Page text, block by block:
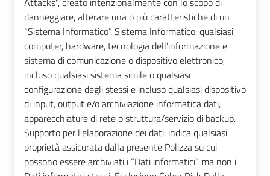
danneggiare, alterare una o più caratteristiche di un
“Sistema Informatico”. Sistema Informatico: qualsiasi
computer, hardware, tecnologia dell’informazione e
sistema di comunicazione o dispositivo elettronico,
incluso qualsiasi sistema simile o qualsiasi
configurazione degli stessi e incluso qualsiasi dispositivo
di input, output e/o archiviazione informatica dati,
apparecchiature di rete o struttura/servizio di backup.
Supporto per l'elaborazione dei dati: indica qualsiasi
proprietà assicurata dalla presente Polizza su cui
possono essere archiviati i “Dati informatici” ma non i